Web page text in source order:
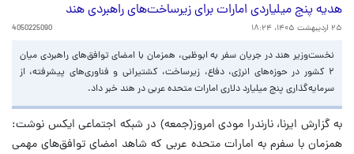
هدیه پنج میلیاردی امارات برای زیرساخت‌های راهبردی هند
۲۵ اردیبهشت ۱۴۰۵، ۱۸:۲۴ 4050225090
نخست‌وزیر هند در جریان سفر به ابوظبی، همزمان با امضای توافق‌های راهبردی میان
۲ کشور در حوزه‌های انرژی، دفاع، زیرساخت، کشتیرانی و فناوری‌های پیشرفته، از
سرمایه‌گذاری پنج میلیارد دلاری امارات متحده عربی در هند خبر داد.
به گزارش ایرنا، نارندرا مودی امروز(جمعه) در شبکه اجتماعی ایکس نوشت:
همزمان با سفرم به امارات متحده عربی که شاهد امضای توافق‌های مهمی